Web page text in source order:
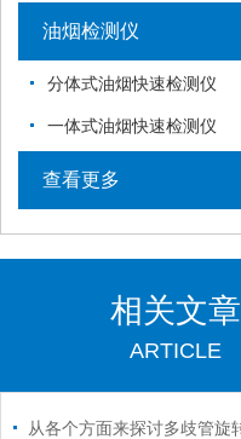
油烟检测仪
分体式油烟快速检测仪
一体式油烟快速检测仪
查看更多
相关文章
ARTICLE